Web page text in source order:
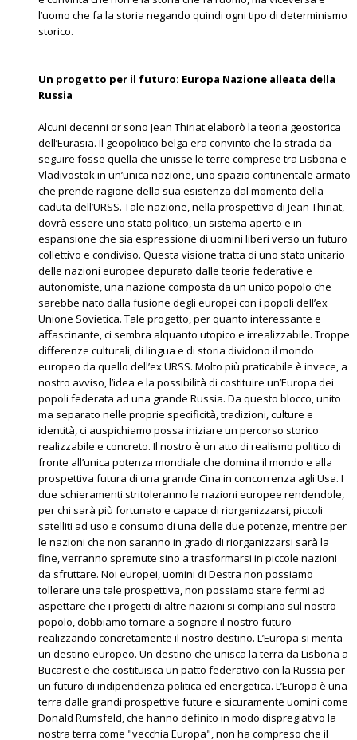
l’uomo che fa la storia negando quindi ogni tipo di determinismo
storico.
Un progetto per il futuro: Europa Nazione alleata della
Russia
Alcuni decenni or sono Jean Thiriat elaborò la teoria geostorica
dell’Eurasia. Il geopolitico belga era convinto che la strada da
seguire fosse quella che unisse le terre comprese tra Lisbona e
Vladivostok in un’unica nazione, uno spazio continentale armato
che prende ragione della sua esistenza dal momento della
caduta dell’URSS. Tale nazione, nella prospettiva di Jean Thiriat,
dovrà essere uno stato politico, un sistema aperto e in
espansione che sia espressione di uomini liberi verso un futuro
collettivo e condiviso. Questa visione tratta di uno stato unitario
delle nazioni europee depurato dalle teorie federative e
autonomiste, una nazione composta da un unico popolo che
sarebbe nato dalla fusione degli europei con i popoli dell’ex
Unione Sovietica. Tale progetto, per quanto interessante e
affascinante, ci sembra alquanto utopico e irrealizzabile. Troppe
differenze culturali, di lingua e di storia dividono il mondo
europeo da quello dell’ex URSS. Molto più praticabile è invece, a
nostro avviso, l’idea e la possibilità di costituire un’Europa dei
popoli federata ad una grande Russia. Da questo blocco, unito
ma separato nelle proprie specificità, tradizioni, culture e
identità, ci auspichiamo possa iniziare un percorso storico
realizzabile e concreto. Il nostro è un atto di realismo politico di
fronte all’unica potenza mondiale che domina il mondo e alla
prospettiva futura di una grande Cina in concorrenza agli Usa. I
due schieramenti stritoleranno le nazioni europee rendendole,
per chi sarà più fortunato e capace di riorganizzarsi, piccoli
satelliti ad uso e consumo di una delle due potenze, mentre per
le nazioni che non saranno in grado di riorganizzarsi sarà la
fine, verranno spremute sino a trasformarsi in piccole nazioni
da sfruttare. Noi europei, uomini di Destra non possiamo
tollerare una tale prospettiva, non possiamo stare fermi ad
aspettare che i progetti di altre nazioni si compiano sul nostro
popolo, dobbiamo tornare a sognare il nostro futuro
realizzando concretamente il nostro destino. L’Europa si merita
un destino europeo. Un destino che unisca la terra da Lisbona a
Bucarest e che costituisca un patto federativo con la Russia per
un futuro di indipendenza politica ed energetica. L’Europa è una
terra dalle grandi prospettive future e sicuramente uomini come
Donald Rumsfeld, che hanno definito in modo dispregiativo la
nostra terra come "vecchia Europa", non ha compreso che il